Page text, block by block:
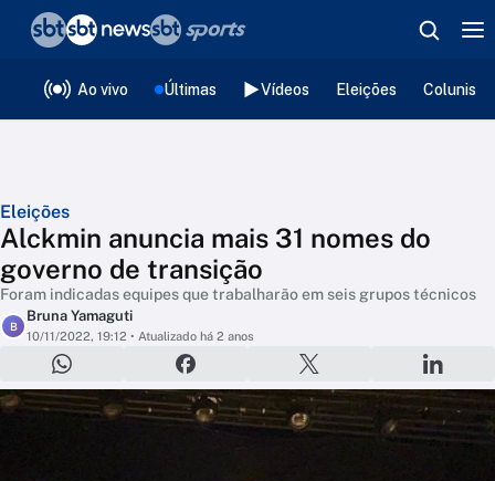
Ao vivo Últimas Vídeos Eleições
Eleições
Alckmin anuncia mais 31 nomes do
governo de transição
Foram indicadas equipes que trabalharão em seis grupos técnicos
B
Bruna Yamaguti
10/11/2022, 19:12 • Atualizado há 2 anos
❮voltar
Editorias